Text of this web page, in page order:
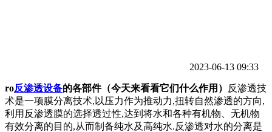
2023-06-13 09:33
ro反渗透设备的各部件（今天来看看它们什么作用）
反渗透技
术是一项膜分离技术,以压力作为推动力,扭转自然渗透的方向,
利用反渗透膜的选择透过性,达到将水和各种有机物、无机物
有效分离的目的,从而制备纯水及高纯水.反渗透对水的分离是